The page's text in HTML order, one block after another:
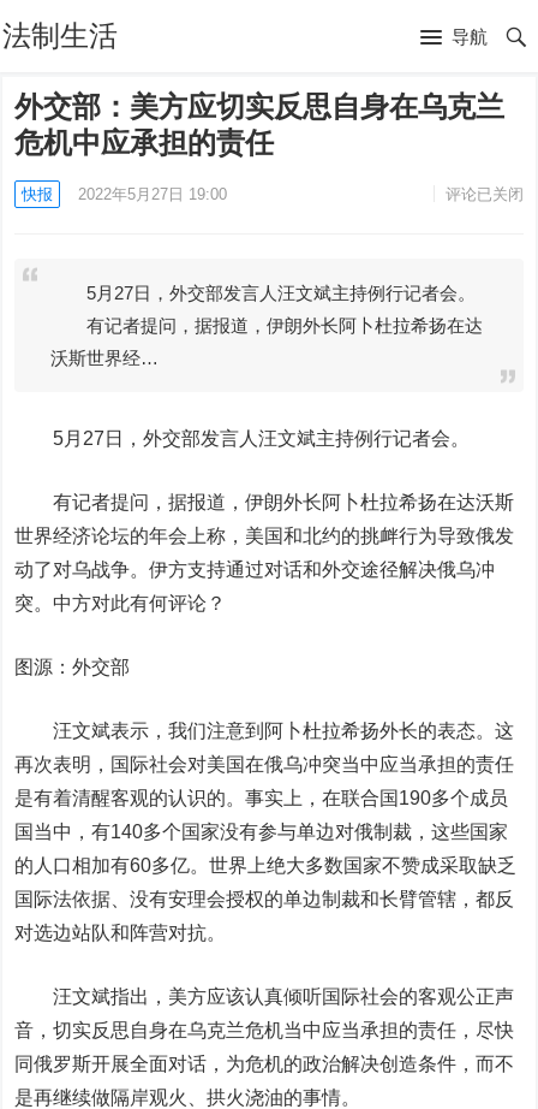
法制生活 导航
外交部：美方应切实反思自身在乌克兰
危机中应承担的责任
快报 2022年5月27日 19:00 评论已关闭
5月27日，外交部发言人汪文斌主持例行记者会。
有记者提问，据报道，伊朗外长阿卜杜拉希扬在达
沃斯世界经…
5月27日，外交部发言人汪文斌主持例行记者会。
有记者提问，据报道，伊朗外长阿卜杜拉希扬在达沃斯
世界经济论坛的年会上称，美国和北约的挑衅行为导致俄发
动了对乌战争。伊方支持通过对话和外交途径解决俄乌冲
突。中方对此有何评论？
图源：外交部
汪文斌表示，我们注意到阿卜杜拉希扬外长的表态。这
再次表明，国际社会对美国在俄乌冲突当中应当承担的责任
是有着清醒客观的认识的。事实上，在联合国190多个成员
国当中，有140多个国家没有参与单边对俄制裁，这些国家
的人口相加有60多亿。世界上绝大多数国家不赞成采取缺乏
国际法依据、没有安理会授权的单边制裁和长臂管辖，都反
对选边站队和阵营对抗。
汪文斌指出，美方应该认真倾听国际社会的客观公正声
音，切实反思自身在乌克兰危机当中应当承担的责任，尽快
同俄罗斯开展全面对话，为危机的政治解决创造条件，而不
是再继续做隔岸观火、拱火浇油的事情。